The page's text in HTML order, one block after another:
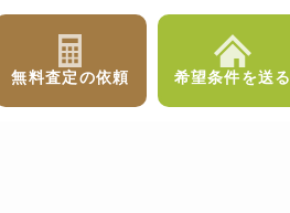
無料査定の依頼 希望条件を送る